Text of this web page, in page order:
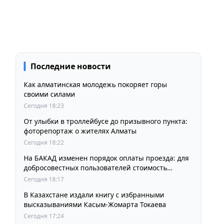
Последние новости
Как алматинская молодежь покоряет горы
своими силами
Сегодня 18:23
От улыбки в троллейбусе до призывного пункта:
фоторепортаж о жителях Алматы
Сегодня 18:22
На БАКАД изменен порядок оплаты проезда: для
добросовестных пользователей стоимость
остается прежней
Сегодня 18:17
В Казахстане издали книгу с избранными
высказываниями Касым-Жомарта Токаева
Сегодня 17:24